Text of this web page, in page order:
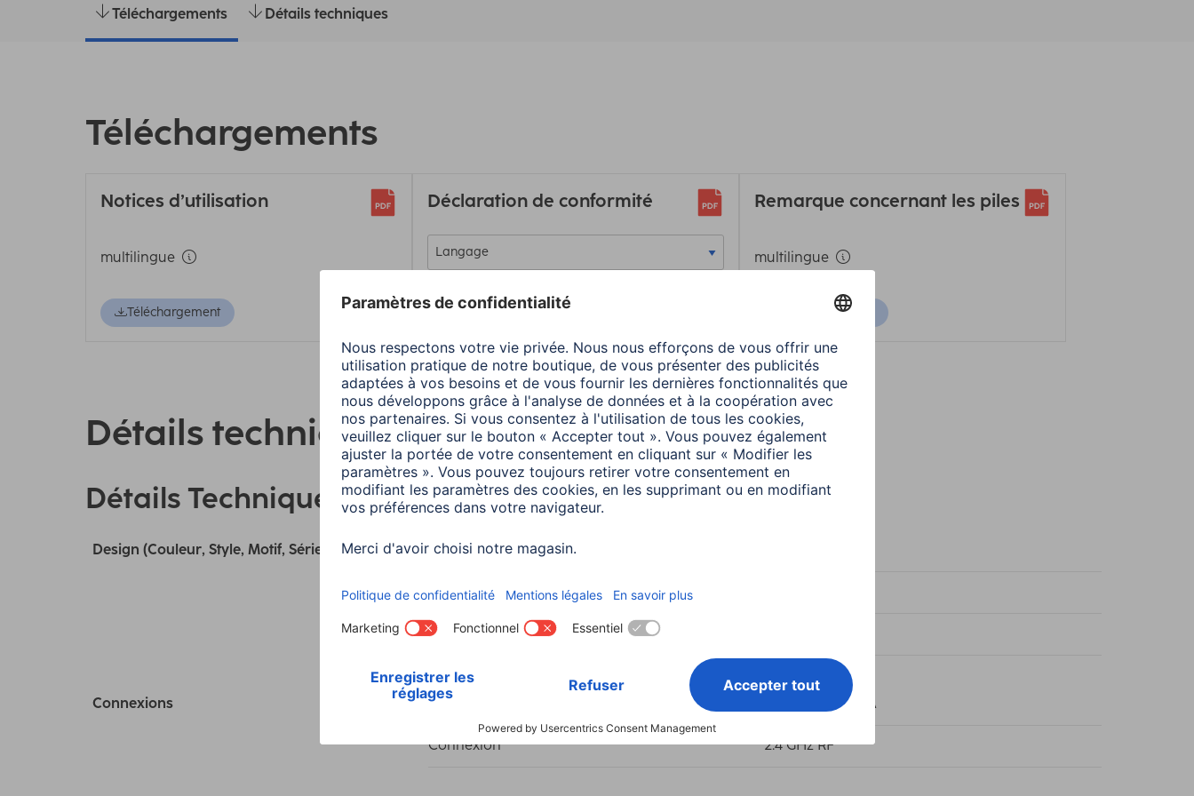
Téléchargements Détails techniques
Téléchargements
Notices d’utilisation
multilingue
Téléchargement
Déclaration de conformité
Téléchargement
Remarque concernant les piles
multilingue
Téléchargement
Détails techniques
Détails Techniques
Design (Couleur, Style, Motif, Série) Couleur
Couleurs disponibles
Facteur de forme
Connexions Connecteur Prise USB Type A
Connexion 2.4 GHz RF